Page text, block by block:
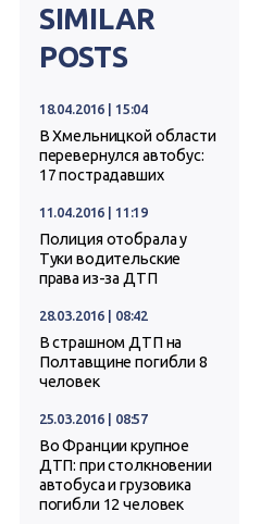
SIMILAR
POSTS
18.04.2016 | 15:04
В Хмельницкой области
перевернулся автобус:
17 пострадавших
11.04.2016 | 11:19
Полиция отобрала у
Туки водительские
права из-за ДТП
28.03.2016 | 08:42
В страшном ДТП на
Полтавщине погибли 8
человек
25.03.2016 | 08:57
Во Франции крупное
ДТП: при столкновении
автобуса и грузовика
погибли 12 человек